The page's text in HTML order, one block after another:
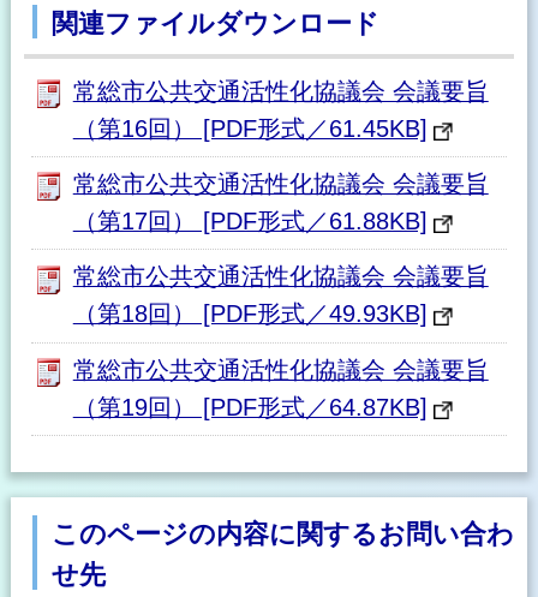
関連ファイルダウンロード
常総市公共交通活性化協議会 会議要旨
（第16回） [PDF形式／61.45KB]
常総市公共交通活性化協議会 会議要旨
（第17回） [PDF形式／61.88KB]
常総市公共交通活性化協議会 会議要旨
（第18回） [PDF形式／49.93KB]
常総市公共交通活性化協議会 会議要旨
（第19回） [PDF形式／64.87KB]
このページの内容に関するお問い合わ
せ先